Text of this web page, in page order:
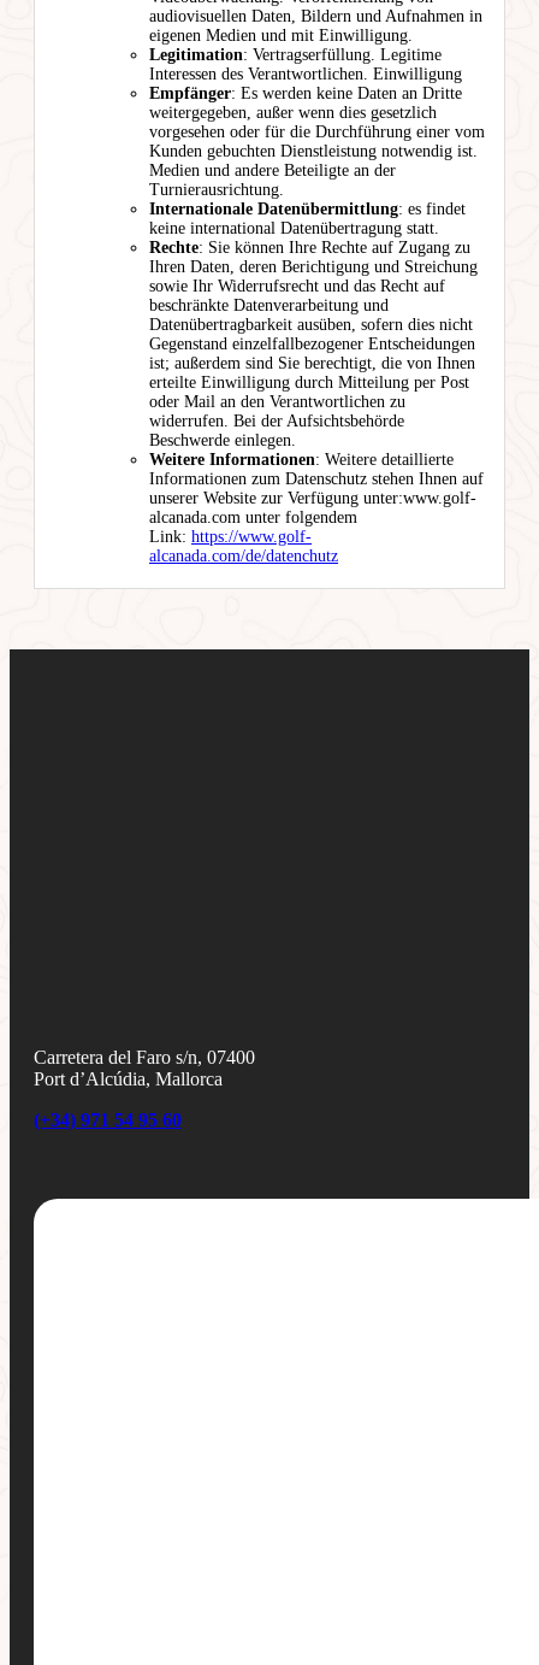
audiovisuellen Daten, Bildern und Aufnahmen in
eigenen Medien und mit Einwilligung.
Legitimation: Vertragserfüllung. Legitime
Interessen des Verantwortlichen. Einwilligung
Empfänger: Es werden keine Daten an Dritte
weitergegeben, außer wenn dies gesetzlich
vorgesehen oder für die Durchführung einer vom
Kunden gebuchten Dienstleistung notwendig ist.
Medien und andere Beteiligte an der
Turnierausrichtung.
Internationale Datenübermittlung: es findet
keine international Datenübertragung statt.
Rechte: Sie können Ihre Rechte auf Zugang zu
Ihren Daten, deren Berichtigung und Streichung
sowie Ihr Widerrufsrecht und das Recht auf
beschränkte Datenverarbeitung und
Datenübertragbarkeit ausüben, sofern dies nicht
Gegenstand einzelfallbezogener Entscheidungen
ist; außerdem sind Sie berechtigt, die von Ihnen
erteilte Einwilligung durch Mitteilung per Post
oder Mail an den Verantwortlichen zu
widerrufen. Bei der Aufsichtsbehörde
Beschwerde einlegen.
Weitere Informationen: Weitere detaillierte
Informationen zum Datenschutz stehen Ihnen auf
unserer Website zur Verfügung unter:www.golf-
alcanada.com unter folgendem
Link: https://www.golf-
alcanada.com/de/datenchutz
Carretera del Faro s/n, 07400
Port d’Alcúdia, Mallorca
(+34) 971 54 95 60